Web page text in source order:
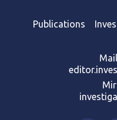
Publications